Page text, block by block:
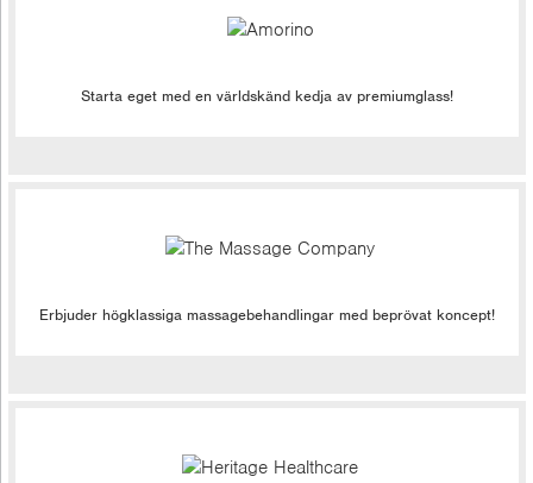
Starta eget med en världskänd kedja av premiumglass!
Erbjuder högklassiga massagebehandlingar med beprövat koncept!